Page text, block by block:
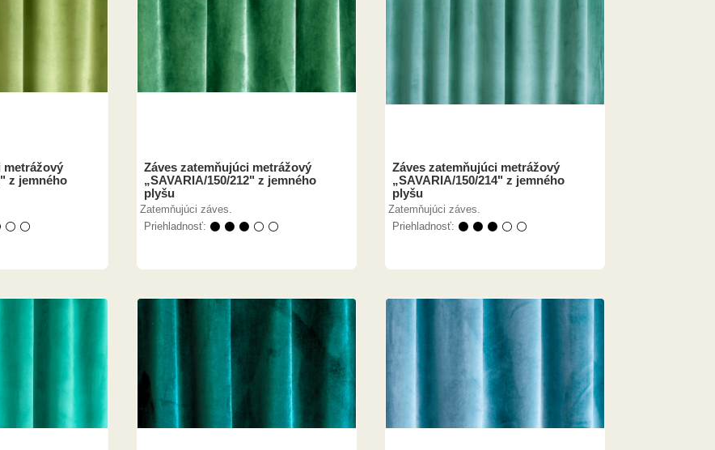
metrážový
z jemného
⚪ ⚪
Záves zatemňujúci metrážový
„SAVARIA/150/212" z jemného
plyšu
Zatemňujúci záves.
Priehladnosť: ⚫ ⚫ ⚫ ⚪ ⚪
Záves zatemňujúci metrážový
„SAVARIA/150/214" z jemného
plyšu
Zatemňujúci záves.
Priehladnosť: ⚫ ⚫ ⚫ ⚪ ⚪